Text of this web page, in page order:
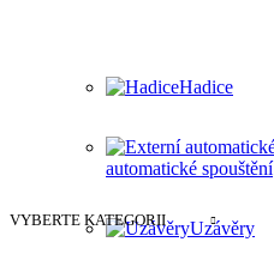
VYBERTE KATEGORII
Hadice
automatické spouštění
Uzávěry